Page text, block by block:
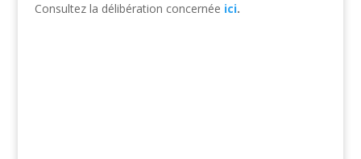
Consultez la délibération concernée ici.